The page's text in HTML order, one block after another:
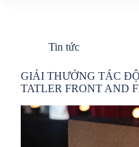
Tin tức
GIẢI THƯỞNG TÁC
TATLER FRONT AND